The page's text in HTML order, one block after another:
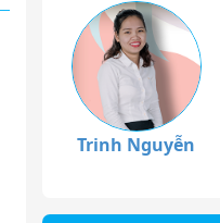
Trinh Nguyễn